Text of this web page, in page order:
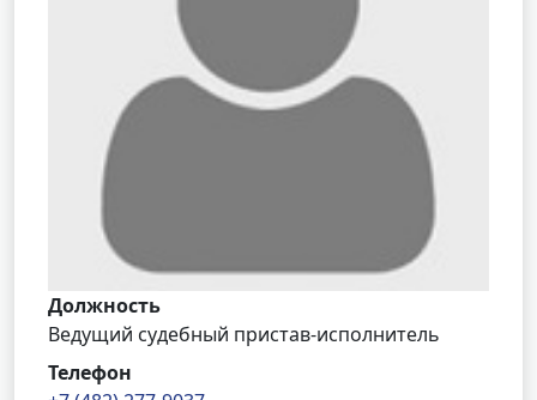
Должность
Ведущий судебный пристав-исполнитель
Телефон